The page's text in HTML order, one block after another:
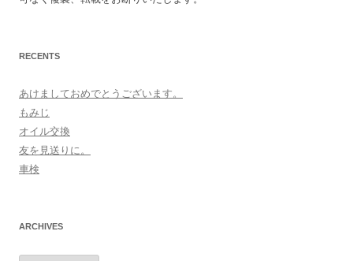
RECENTS
あけましておめでとうございます。
もみじ
オイル交換
友を見送りに。
車検
ARCHIVES